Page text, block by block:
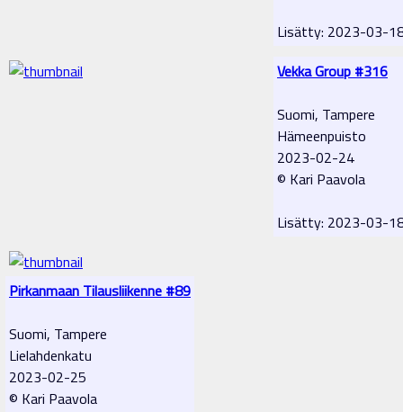
Lisätty: 2023-03-
Vekka Group #316
Suomi, Tampere
Hämeenpuisto
2023-02-24
© Kari Paavola
Lisätty: 2023-03-
Pirkanmaan Tilausliikenne #89
Suomi, Tampere
Lielahdenkatu
2023-02-25
© Kari Paavola